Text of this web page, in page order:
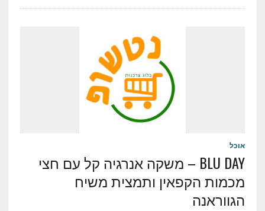
אוכל
BLU DAY – משקה אנרגיה קל עם חצי
מכמות הקפאין ותמצית משיח
הגווראנה